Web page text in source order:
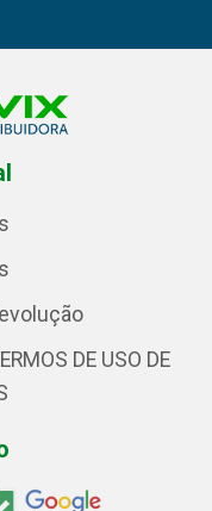
DE USO DE